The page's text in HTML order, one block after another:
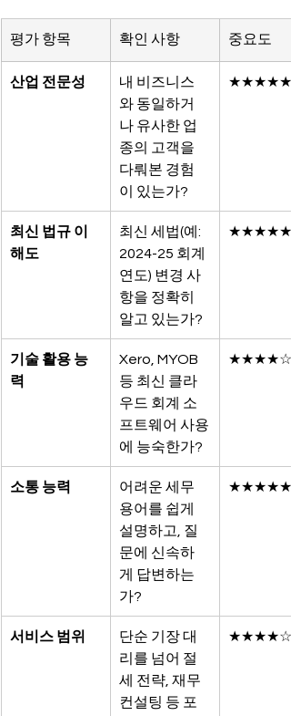
평가 항목 확인 사항 중요도
산업 전문성
내 비즈니스
와 동일하거
나 유사한 업
종의 고객을
다뤄본 경험
이 있는가?
★★★★★
최신 법규 이
해도
최신 세법(예:
2024-25 회계
연도) 변경 사
항을 정확히
알고 있는가?
★★★★★
기술 활용 능
력
Xero, MYOB
등 최신 클라
우드 회계 소
프트웨어 사용
에 능숙한가?
★★★★☆
소통 능력
어려운 세무
용어를 쉽게
설명하고, 질
문에 신속하
게 답변하는
가?
★★★★★
서비스 범위
단순 기장 대
리를 넘어 절
세 전략, 재무
컨설팅 등 포
★★★★☆